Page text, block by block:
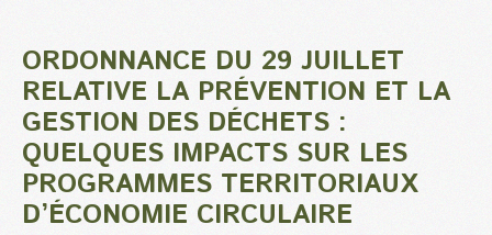
ORDONNANCE DU 29 JUILLET
RELATIVE LA PRÉVENTION ET LA
GESTION DES DÉCHETS :
QUELQUES IMPACTS SUR LES
PROGRAMMES TERRITORIAUX
D’ÉCONOMIE CIRCULAIRE